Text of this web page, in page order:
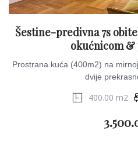
Šestine-predivna 7s
okućnicom
Prostrana kuća (400m2) na
dvije
400.00 m2